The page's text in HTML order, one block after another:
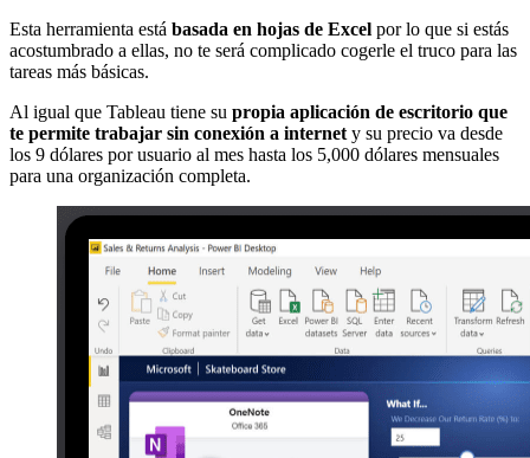
Esta herramienta está basada en hojas de Excel por lo que si estás
acostumbrado a ellas, no te será complicado cogerle el truco para las
tareas más básicas.
Al igual que Tableau tiene su propia aplicación de escritorio que
te permite trabajar sin conexión a internet y su precio va desde
los 9 dólares por usuario al mes hasta los 5,000 dólares mensuales
para una organización completa.